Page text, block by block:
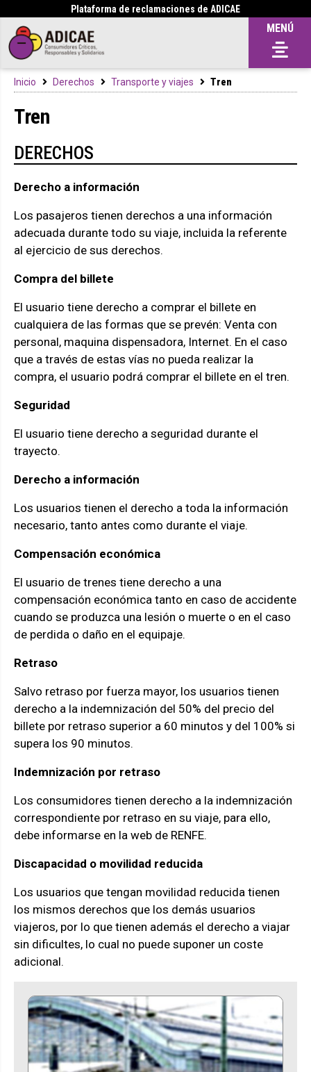
Plataforma de reclamaciones de ADICAE
MENÚ
Inicio Derechos Transporte y viajes Tren
Tren
DERECHOS
Derecho a información
Los pasajeros tienen derechos a una información
adecuada durante todo su viaje, incluida la referente
al ejercicio de sus derechos.
Compra del billete
El usuario tiene derecho a comprar el billete en
cualquiera de las formas que se prevén: Venta con
personal, maquina dispensadora, Internet. En el caso
que a través de estas vías no pueda realizar la
compra, el usuario podrá comprar el billete en el tren.
Seguridad
El usuario tiene derecho a seguridad durante el
trayecto.
Derecho a información
Los usuarios tienen el derecho a toda la información
necesario, tanto antes como durante el viaje.
Compensación económica
El usuario de trenes tiene derecho a una
compensación económica tanto en caso de accidente
cuando se produzca una lesión o muerte o en el caso
de perdida o daño en el equipaje.
Retraso
Salvo retraso por fuerza mayor, los usuarios tienen
derecho a la indemnización del 50% del precio del
billete por retraso superior a 60 minutos y del 100% si
supera los 90 minutos.
Indemnización por retraso
Los consumidores tienen derecho a la indemnización
correspondiente por retraso en su viaje, para ello,
debe informarse en la web de RENFE.
Discapacidad o movilidad reducida
Los usuarios que tengan movilidad reducida tienen
los mismos derechos que los demás usuarios
viajeros, por lo que tienen además el derecho a viajar
sin dificultes, lo cual no puede suponer un coste
adicional.